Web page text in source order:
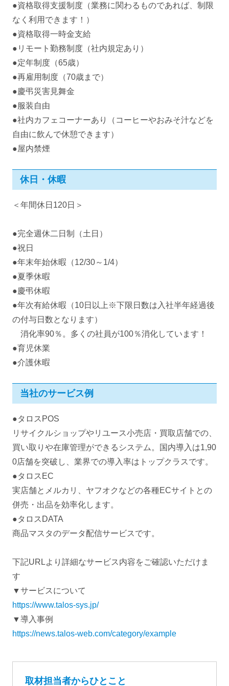
●資格取得支援制度（業務に関わるものであれば、制限
なく利用できます！）
●資格取得一時金支給
●リモート勤務制度（社内規定あり）
●定年制度（65歳）
●再雇用制度（70歳まで）
●慶弔災害見舞金
●服装自由
●社内カフェコーナーあり（コーヒーやおみそ汁などを
自由に飲んで休憩できます）
●屋内禁煙
休日・休暇
＜年間休日120日＞
●完全週休二日制（土日）
●祝日
●年末年始休暇（12/30～1/4）
●夏季休暇
●慶弔休暇
●年次有給休暇（10日以上※下限日数は入社半年経過後
の付与日数となります）
消化率90％。多くの社員が100％消化しています！
●育児休業
●介護休暇
当社のサービス例
●タロスPOS
リサイクルショップやリユース小売店・買取店舗での、
買い取りや在庫管理ができるシステム。国内導入は1,90
0店舗を突破し、業界での導入率はトップクラスです。
●タロスEC
実店舗とメルカリ、ヤフオクなどの各種ECサイトとの
併売・出品を効率化します。
●タロスDATA
商品マスタのデータ配信サービスです。
下記URLより詳細なサービス内容をご確認いただけま
す
▼サービスについて
https://www.talos-sys.jp/
▼導入事例
https://news.talos-web.com/category/example
取材担当者からひとこと